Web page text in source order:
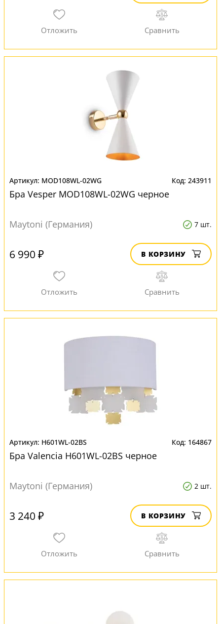
MOD108WL-02WG 243911
Бра Vesper MOD108WL-02WG черное
Maytoni (Германия) 7 шт.
6 990 ₽ В КОРЗИНУ
H601WL-02BS 164867
Бра Valencia H601WL-02BS черное
Maytoni (Германия) 2 шт.
3 240 ₽ В КОРЗИНУ